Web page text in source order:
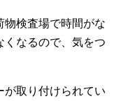
物検査場で時間がな
くなるので、気をつ
が取り付けられてい